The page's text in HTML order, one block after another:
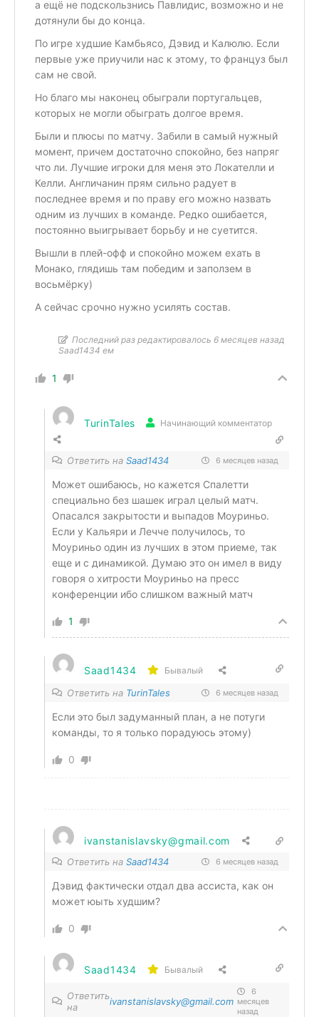
а ещё не подскользнись Павлидис, возможно и не
дотянули бы до конца.
По игре худшие Камбьясо, Дэвид и Калюлю. Если
первые уже приучили нас к этому, то француз был
сам не свой.
Но благо мы наконец обыграли португальцев,
которых не могли обыграть долгое время.
Были и плюсы по матчу. Забили в самый нужный
момент, причем достаточно спокойно, без напряг
что ли. Лучшие игроки для меня это Локателли и
Келли. Англичанин прям сильно радует в
последнее время и по праву его можно назвать
одним из лучших в команде. Редко ошибается,
постоянно выигрывает борьбу и не суетится.
Вышли в плей-офф и спокойно можем ехать в
Монако, глядишь там победим и заползем в
восьмёрку)
А сейчас срочно нужно усилять состав.
Последний раз редактировалось 6 месяцев назад
Saad1434 ем
1
TurinTales Начинающий комментатор
Ответить на Saad1434 6 месяцев назад
Может ошибаюсь, но кажется Спалетти
специально без шашек играл целый матч.
Опасался закрытости и выпадов Моуриньо.
Если у Кальяри и Лечче получилось, то
Моуриньо один из лучших в этом приеме, так
еще и с динамикой. Думаю это он имел в виду
говоря о хитрости Моуриньо на пресс
конференции ибо слишком важный матч
1
Saad1434 Бывалый
Ответить на TurinTales 6 месяцев назад
Если это был задуманный план, а не потуги
команды, то я только порадуюсь этому)
0
ivanstanislavsky@gmail.com
Ответить на Saad1434 6 месяцев назад
Дэвид фактически отдал два ассиста, как он
может юыть худшим?
0
Saad1434 Бывалый
Ответить
на
ivanstanislavsky@gmail.com
6
месяцев
назад